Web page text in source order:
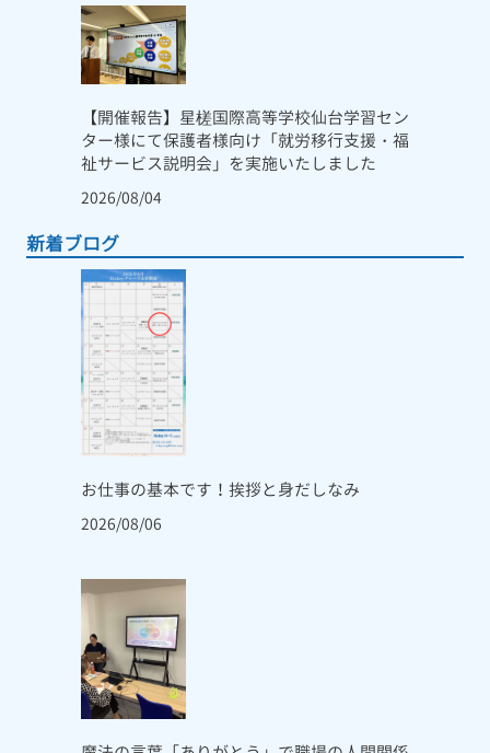
【開催報告】星槎国際高等学校仙台学習セン
ター様にて保護者様向け「就労移行支援・福
祉サービス説明会」を実施いたしました
2026/08/04
新着ブログ
お仕事の基本です！挨拶と身だしなみ
2026/08/06